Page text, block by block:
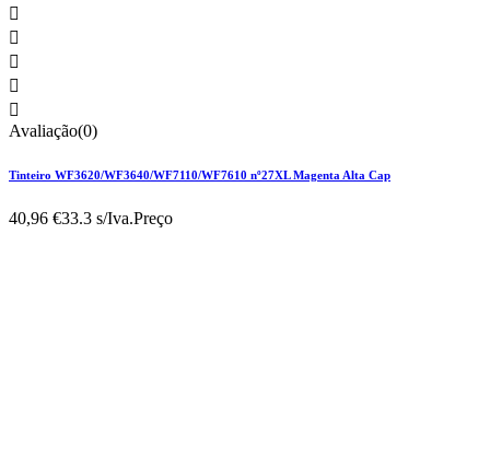





Avaliação(0)
Tinteiro WF3620/WF3640/WF7110/WF7610 nº27XL Magenta Alta Cap
40,96 €33.3 s/Iva.Preço